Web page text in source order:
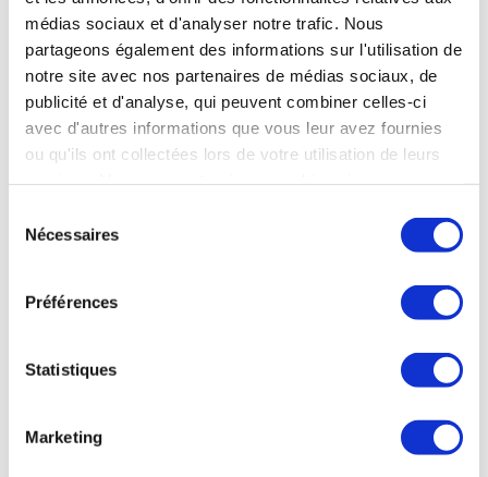
médias sociaux et d'analyser notre trafic. Nous
partageons également des informations sur l'utilisation de
notre site avec nos partenaires de médias sociaux, de
publicité et d'analyse, qui peuvent combiner celles-ci
avec d'autres informations que vous leur avez fournies
ou qu'ils ont collectées lors de votre utilisation de leurs
Nécessaires
Préférences
Statistiques
Marketing
16 mars au 21 novembre 2026
Me faire rappeler